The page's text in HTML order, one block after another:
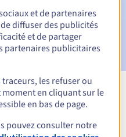
Periodpour
nom de domaine
et de partenaires
diffuser des publicités
et de partager
partenaires publicitaires
les refuser ou
en cliquant sur le
en bas de page.
pouvez consulter notre